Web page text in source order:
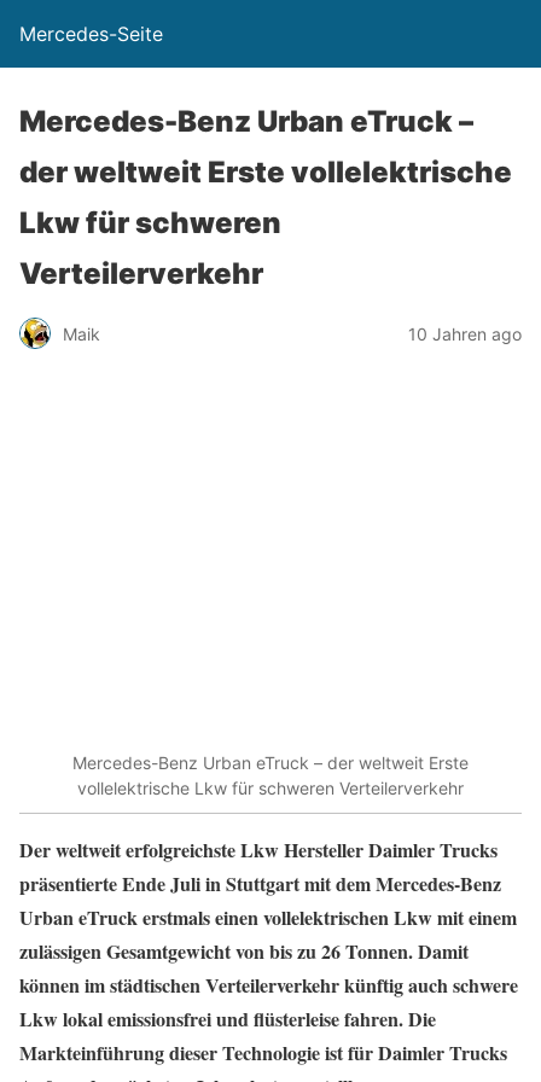
Mercedes-Seite
Mercedes-Benz Urban eTruck –
der weltweit Erste vollelektrische
Lkw für schweren
Verteilerverkehr
Maik 10 Jahren ago
Mercedes-Benz Urban eTruck – der weltweit Erste
vollelektrische Lkw für schweren Verteilerverkehr
Der weltweit erfolgreichste Lkw Hersteller Daimler Trucks
präsentierte Ende Juli in Stuttgart mit dem Mercedes-Benz
Urban eTruck erstmals einen vollelektrischen Lkw mit einem
zulässigen Gesamtgewicht von bis zu 26 Tonnen. Damit
können im städtischen Verteilerverkehr künftig auch schwere
Lkw lokal emissionsfrei und flüsterleise fahren. Die
Markteinführung dieser Technologie ist für Daimler Trucks